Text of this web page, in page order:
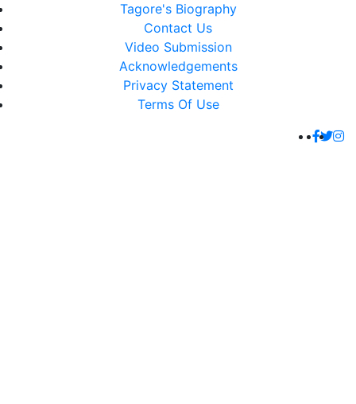
Tagore's Biography
Contact Us
Video Submission
Acknowledgements
Privacy Statement
Terms Of Use